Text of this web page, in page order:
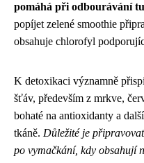
pomáhá při odbourávání
popíjet zelené smoothie
obsahuje chlorofyl
K detoxikaci významně
šťáv, především z mrkve,
bohaté na antioxidanty a
tkáně. Důležité je
po vymačkání, kdy obsahují